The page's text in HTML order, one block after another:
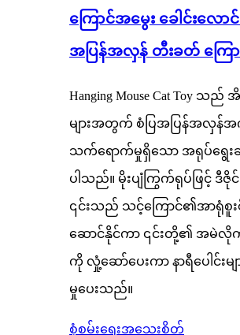
ကြောင်အမွေး ခေါင်းလောင်
အပြန်အလှန် တီးခတ် ကြေ
Hanging Mouse Cat Toy သည်
များအတွက် စံပြအပြန်အလှန်အ
သက်ရောက်မှုရှိသော အရုပ်ရွေး
ပါသည်။ မိုးပျံကြွက်ရုပ်ဖြင့် ဒီဇို
၎င်းသည် သင့်ကြောင်၏အာရုံ
ဆောင်နိုင်ကာ ၎င်းတို့၏ အမဲလိုက်ခ
ကို လှုံ့ဆော်ပေးကာ နာရီပေါင်းမျာ
မှုပေးသည်။
စုံစမ်းရေးအသေးစိတ်